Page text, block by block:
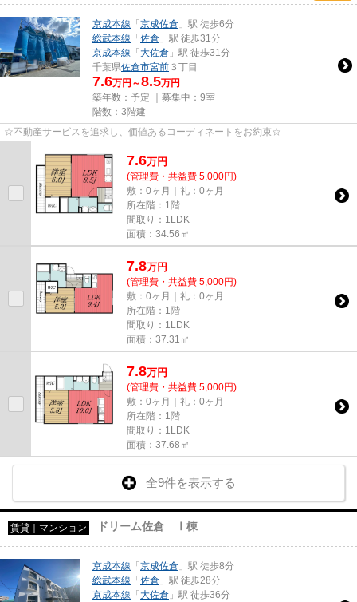
京成本線 「京成佐倉 」駅 徒歩6分
総武本線 「佐倉 」駅 徒歩31分
京成本線 「大佐倉 」駅 徒歩31分
千葉県佐倉市宮前 ３丁目
7.6万円～8.5万円
築年数：予定 ｜募集中： 9室
階数：3階建
☆不動産サービスを追求し、価値あるコーディネートをお約束☆
7.6万円
(管理費・共益費 5,000円)
敷：0ヶ月｜礼：0ヶ月
所在階：1階
間取り：1LDK
面積：34.56㎡
7.8万円
(管理費・共益費 5,000円)
敷：0ヶ月｜礼：0ヶ月
所在階：1階
間取り：1LDK
面積：37.31㎡
7.8万円
(管理費・共益費 5,000円)
敷：0ヶ月｜礼：0ヶ月
所在階：1階
間取り：1LDK
面積：37.68㎡
全9件を表示する
賃貸｜マンション ドリーム佐倉 Ⅰ棟
京成本線 「京成佐倉 」駅 徒歩8分
総武本線 「佐倉 」駅 徒歩28分
京成本線 「大佐倉 」駅 徒歩36分